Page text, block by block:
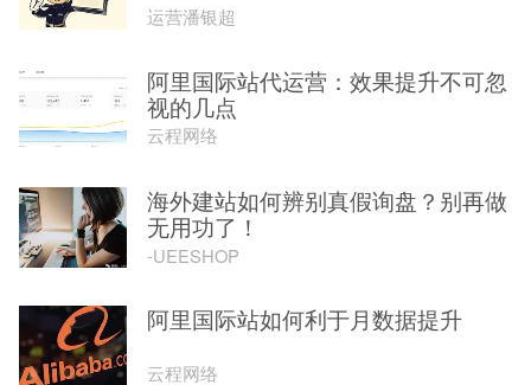
运营潘银超
阿里国际站代运营：效果提升不可忽
视的几点
云程网络
海外建站如何辨别真假询盘？别再做
无用功了！
-UEESHOP
阿里国际站如何利于月数据提升
云程网络